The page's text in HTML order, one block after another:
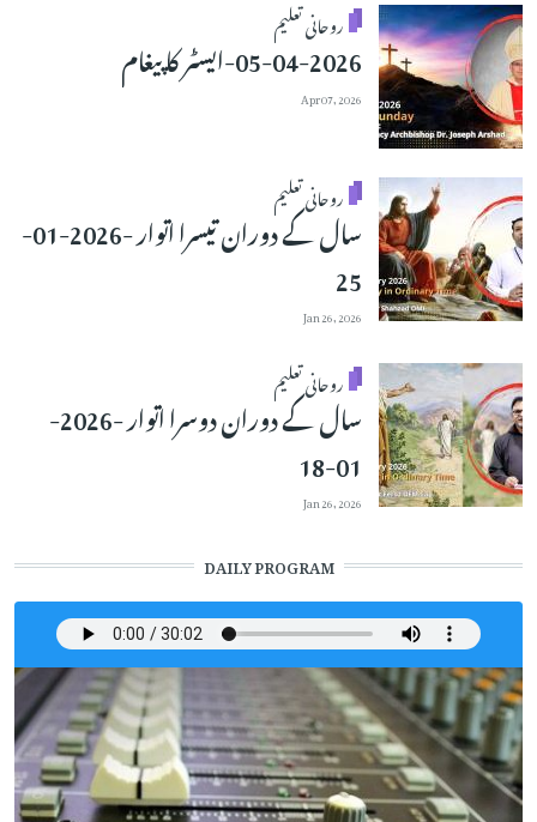
روحانی تعلیم
05-04-2026-ایسٹر کا پیغام
Apr 07, 2026
روحانی تعلیم
سال کے دوران تیسرا اتوار -2026-01-
25
Jan 26, 2026
روحانی تعلیم
سال کے دوران دوسرا اتوار -2026-
01-18
Jan 26, 2026
DAILY PROGRAM